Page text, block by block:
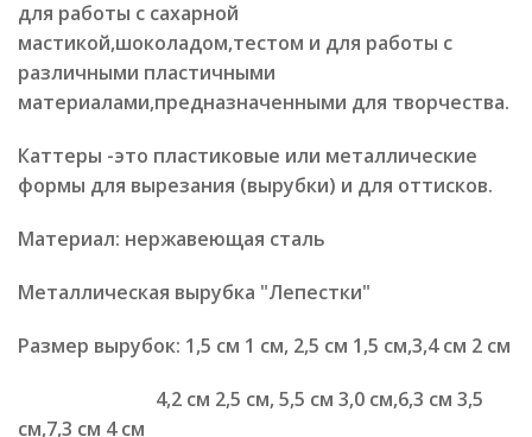
для работы с сахарной
мастикой,шоколадом,тестом и для работы с
различными пластичными
материалами,предназначенными для творчества.
Каттеры -это пластиковые или металлические
формы для вырезания (вырубки) и для оттисков.
Материал: нержавеющая сталь
Металлическая вырубка "Лепестки"
Размер вырубок: 1,5 см 1 см, 2,5 см 1,5 см,3,4 см 2 см
4,2 см 2,5 см, 5,5 см 3,0 см,6,3 см 3,5
см,7,3 см 4 см